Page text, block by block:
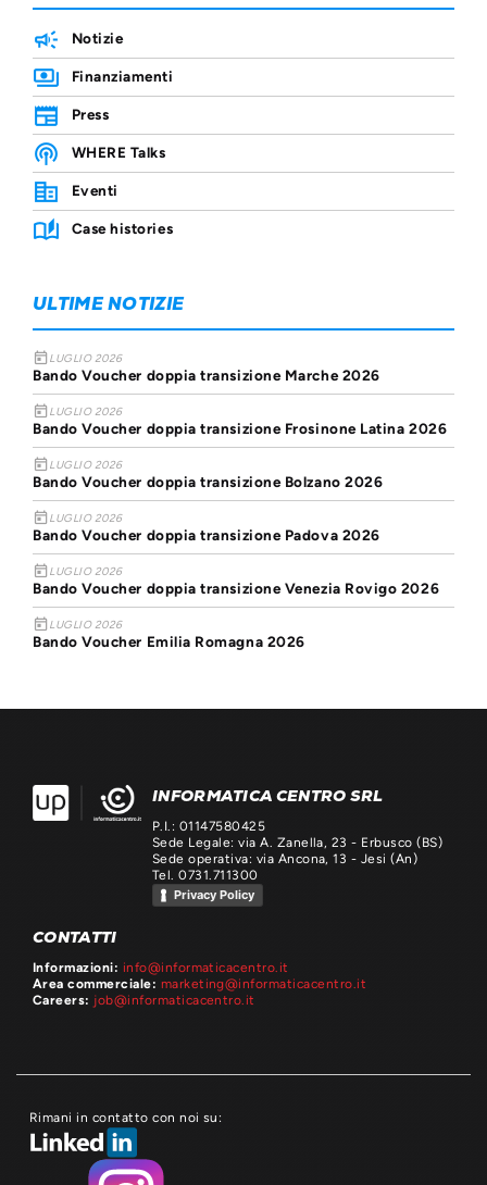
Notizie
Finanziamenti
Press
WHERE Talks
Eventi
Case histories
ULTIME NOTIZIE
today LUGLIO 2026
Bando Voucher doppia transizione Marche 2026
today LUGLIO 2026
Bando Voucher doppia transizione Frosinone Latina 2026
today LUGLIO 2026
Bando Voucher doppia transizione Bolzano 2026
today LUGLIO 2026
Bando Voucher doppia transizione Padova 2026
today LUGLIO 2026
Bando Voucher doppia transizione Venezia Rovigo 2026
today LUGLIO 2026
Bando Voucher Emilia Romagna 2026
INFORMATICA CENTRO SRL
P.I.: 01147580425
Sede Legale: via A. Zanella, 23 - Erbusco (BS)
Sede operativa: via Ancona, 13 - Jesi (An)
Tel. 0731.711300
Privacy Policy
CONTATTI
Informazioni: info@informaticacentro.it
Area commerciale: marketing@informaticacentro.it
Careers: job@informaticacentro.it
Rimani in contatto con noi su: